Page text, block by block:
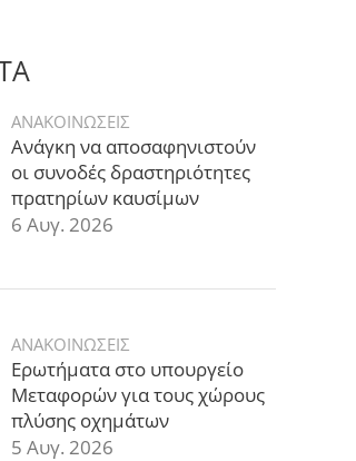
ΑΝΑΚΟΙΝΩΣΕΙΣ
Ανάγκη να αποσαφηνιστούν
οι συνοδές δραστηριότητες
πρατηρίων καυσίμων
6 Αυγ. 2026
ΑΝΑΚΟΙΝΩΣΕΙΣ
Ερωτήματα στο υπουργείο
Μεταφορών για τους χώρους
πλύσης οχημάτων
5 Αυγ. 2026